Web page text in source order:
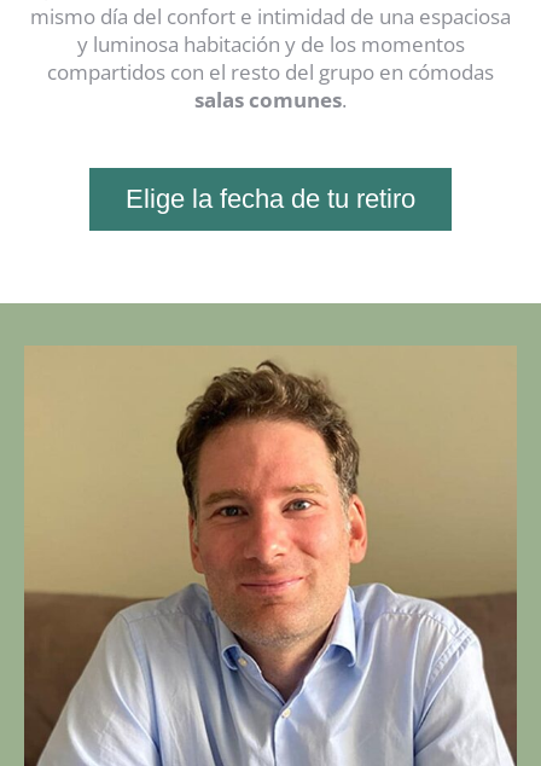
mismo día del confort e intimidad de una espaciosa
y luminosa habitación y de los momentos
compartidos con el resto del grupo en cómodas
salas comunes.
Elige la fecha de tu retiro